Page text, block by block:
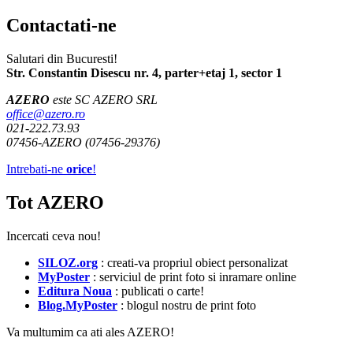
Contactati-ne
Salutari din Bucuresti!
Str. Constantin Disescu nr. 4, parter+etaj 1, sector 1
AZERO este SC AZERO SRL
office@azero.ro
021-222.73.93
07456-AZERO (07456-29376)
Intrebati-ne orice!
Tot AZERO
Incercati ceva nou!
SILOZ.org : creati-va propriul obiect personalizat
MyPoster : serviciul de print foto si inramare online
Editura Noua : publicati o carte!
Blog.MyPoster : blogul nostru de print foto
Va multumim ca ati ales AZERO!